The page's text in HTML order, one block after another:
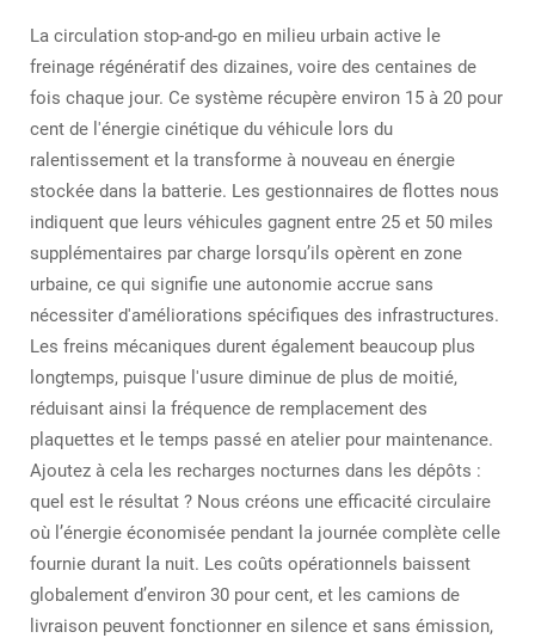
La circulation stop-and-go en milieu urbain active le
freinage régénératif des dizaines, voire des centaines de
fois chaque jour. Ce système récupère environ 15 à 20 pour
cent de l'énergie cinétique du véhicule lors du
ralentissement et la transforme à nouveau en énergie
stockée dans la batterie. Les gestionnaires de flottes nous
indiquent que leurs véhicules gagnent entre 25 et 50 miles
supplémentaires par charge lorsqu’ils opèrent en zone
urbaine, ce qui signifie une autonomie accrue sans
nécessiter d'améliorations spécifiques des infrastructures.
Les freins mécaniques durent également beaucoup plus
longtemps, puisque l'usure diminue de plus de moitié,
réduisant ainsi la fréquence de remplacement des
plaquettes et le temps passé en atelier pour maintenance.
Ajoutez à cela les recharges nocturnes dans les dépôts :
quel est le résultat ? Nous créons une efficacité circulaire
où l’énergie économisée pendant la journée complète celle
fournie durant la nuit. Les coûts opérationnels baissent
globalement d’environ 30 pour cent, et les camions de
livraison peuvent fonctionner en silence et sans émission,